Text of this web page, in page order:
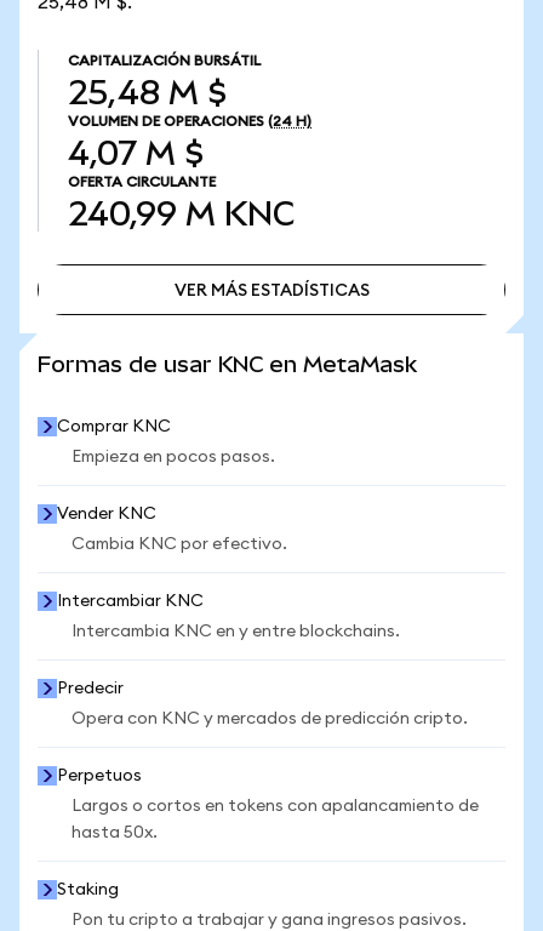
CAPITALIZACIÓN BURSÁTIL
25,48 M $
VOLUMEN DE OPERACIONES (24 H)
4,07 M $
OFERTA CIRCULANTE
240,99 M KNC
VER MÁS ESTADÍSTICAS
Formas de usar KNC en MetaMask
Comprar KNC
Empieza en pocos pasos.
Vender KNC
Cambia KNC por efectivo.
Intercambiar KNC
Intercambia KNC en y entre blockchains.
Predecir
Opera con KNC y mercados de predicción cripto.
Perpetuos
Largos o cortos en tokens con apalancamiento de
hasta 50x.
Staking
Pon tu cripto a trabajar y gana ingresos pasivos.